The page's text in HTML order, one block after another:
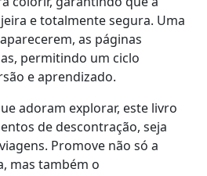
e totalmente segura. Uma
as páginas
permitindo um ciclo
e aprendizado.
adoram explorar, este livro
de descontração, seja
Promove não só a
mas também o